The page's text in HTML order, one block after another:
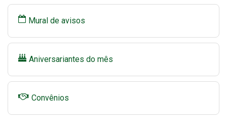
Mural de avisos
Aniversariantes do mês
Convênios